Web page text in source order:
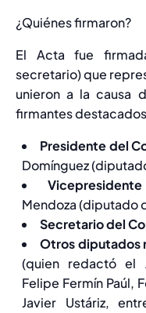
¿Quiénes firmaron?
El Acta fue
secretario) que
unieron a la causa
firmantes
Presidente del
Domínguez
Mendoza (diputado
Secretario del
Otros diputados
(quien redactó el
Felipe Fermín Paúl,
Javier Ustáriz,